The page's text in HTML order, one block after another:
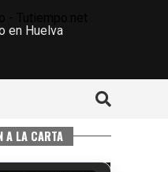
en Huelva
A LA CARTA